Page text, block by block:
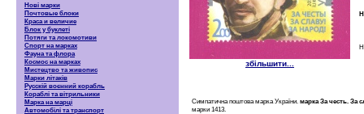
Нові марки
Почтовые блоки
Краса и величие
Блок у буклеті
Потяги та локомотиви
Спорт на марках
Фауна та флора
Космос на марках
Мистецтво та живопис
Марки літаків
Русскiй воєнний корабль
Кораблі та вітрильники
Марка на марці
Автомобілі та транспорт
збільшити...
Симпатична поштова марка України. марка За честь. За
марки 1413.